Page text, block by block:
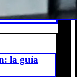
la guía